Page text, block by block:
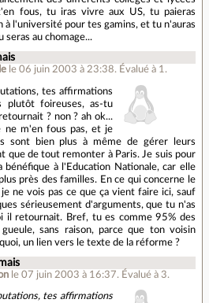
fous, tu iras vivre aux US, tu paieras
l'université pour tes gamins, et tu n'auras
seras au chomage...
le 06 juin 2003 à 23:38. Évalué à 1 .
tes affirmations
plutôt foireuses, as-tu
? non ? ah ok...
m'en fous pas, et je
sont bien plus à même de gérer leurs
que de tout remonter à Paris. Je suis pour
à l'Education Nationale, car elle
près des familles. En ce qui concerne le
ne vois pas ce que ça vient faire ici, sauf
sérieusement d'arguments, que tu n'as
il retournait. Bref, tu es comme 95% des
sans raison, parce que ton voisin
un lien vers le texte de la réforme ?
le 07 juin 2003 à 16:37. Évalué à 3.
tes affirmations